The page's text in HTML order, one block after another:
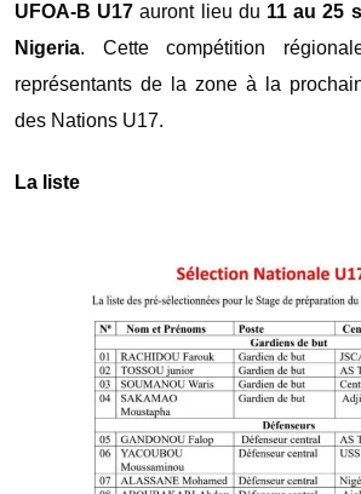
UFOA-B U17 auront lieu du 11 au 25
Nigeria. Cette compétition
représentants de la zone à la
des Nations U17.
La liste